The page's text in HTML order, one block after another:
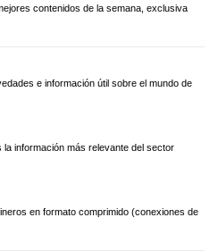
contenidos de la semana, exclusiva
e información útil sobre el mundo de
la información más relevante del sector
en formato comprimido (conexiones de